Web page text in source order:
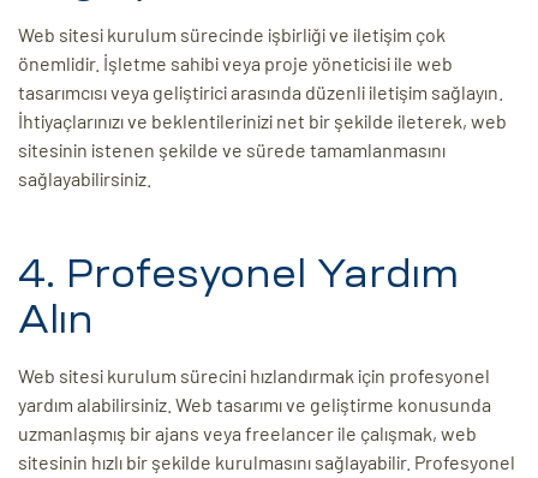
Web sitesi kurulum sürecinde işbirliği ve iletişim çok
önemlidir. İşletme sahibi veya proje yöneticisi ile web
tasarımcısı veya geliştirici arasında düzenli iletişim sağlayın.
İhtiyaçlarınızı ve beklentilerinizi net bir şekilde ileterek, web
sitesinin istenen şekilde ve sürede tamamlanmasını
sağlayabilirsiniz.
4. Profesyonel Yardım
Alın
Web sitesi kurulum sürecini hızlandırmak için profesyonel
yardım alabilirsiniz. Web tasarımı ve geliştirme konusunda
uzmanlaşmış bir ajans veya freelancer ile çalışmak, web
sitesinin hızlı bir şekilde kurulmasını sağlayabilir. Profesyonel